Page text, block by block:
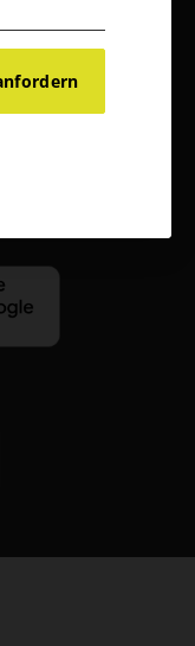
Barrierefreiheit